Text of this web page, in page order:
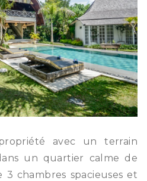
avec un terrain
un quartier calme de
3 chambres spacieuses et